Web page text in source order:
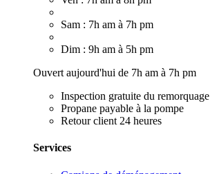
Sam : 7h am à 7h pm
Dim : 9h am à 5h pm
Ouvert aujourd'hui de 7h am à 7h pm
Inspection gratuite du remorquage
Propane payable à la pompe
Retour client 24 heures
Services